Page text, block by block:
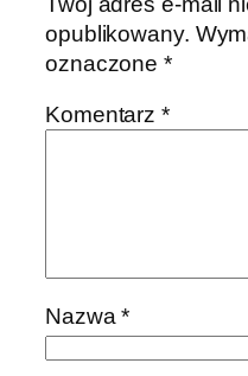
opublikowany.
oznaczone*
Komentarz*
Nazwa*